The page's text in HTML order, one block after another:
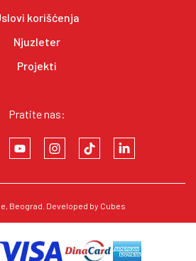
korišćenja
Njuzleter
Projekti
Pratite nas:
, Beograd. Developed by Cubes